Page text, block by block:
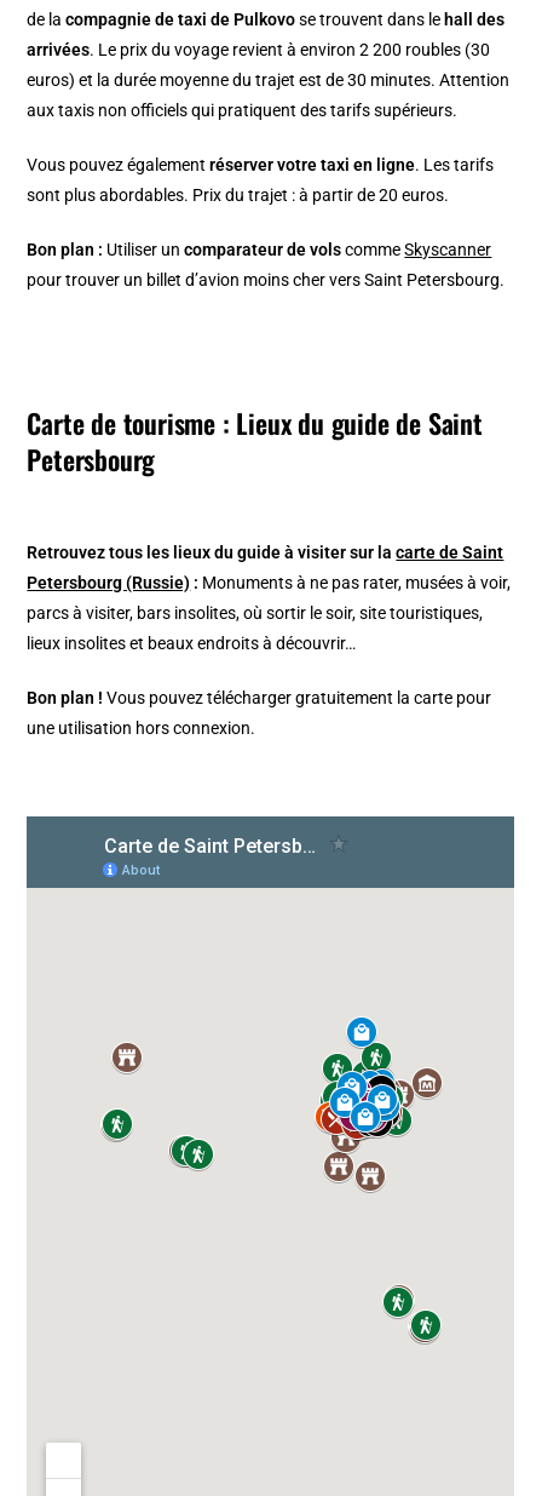
de lacompagnie de taxi de Pulkovose trouvent dans le hall des
arrivées. Le prix du voyage revient à environ 2 200 roubles (30
euros) et la durée moyenne du trajet est de 30 minutes. Attention
aux taxis non officiels qui pratiquent des tarifs supérieurs.
Vous pouvez égalementréserver votre taxi en ligne. Les tarifs
sont plus abordables. Prix du trajet : à partir de 20 euros.
Bon plan : Utiliser uncomparateur de volscommeSkyscanner
pour trouver un billet d’avion moins cher vers Saint Petersbourg.
Carte de tourisme : Lieux du guide de Saint
Petersbourg
Retrouvez tous les lieux du guide à visiter sur lacarte de Saint
Petersbourg (Russie) : Monuments à ne pas rater, musées à voir,
parcs à visiter, bars insolites, où sortir le soir, site touristiques,
lieux insolites et beaux endroits à découvrir…
Bon plan ! Vous pouvez télécharger gratuitement la carte pour
une utilisation hors connexion.